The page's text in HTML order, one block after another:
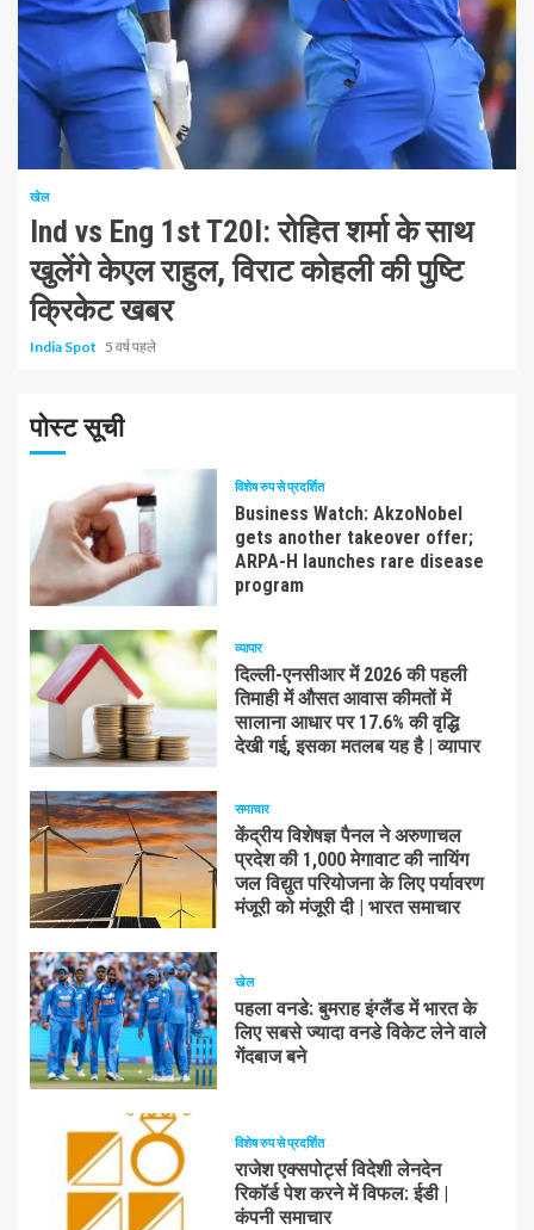
1 न्यूनतम पढ़ा
खेल
Ind vs Eng 1st T20I: रोहित शर्मा के साथ
खुलेंगे केएल राहुल, विराट कोहली की पुष्टि
क्रिकेट खबर
India Spot 5 वर्ष पहले
पोस्ट सूची
विशेष रुप से प्रदर्शित
Business Watch: AkzoNobel
gets another takeover offer;
ARPA-H launches rare disease
program
व्यापार
दिल्ली-एनसीआर में 2026 की पहली
तिमाही में औसत आवास कीमतों में
सालाना आधार पर 17.6% की वृद्धि
देखी गई, इसका मतलब यह है | व्यापार
समाचार
केंद्रीय विशेषज्ञ पैनल ने अरुणाचल
प्रदेश की 1,000 मेगावाट की नायिंग
जल विद्युत परियोजना के लिए पर्यावरण
मंजूरी को मंजूरी दी | भारत समाचार
खेल
पहला वनडे: बुमराह इंग्लैंड में भारत के
लिए सबसे ज्यादा वनडे विकेट लेने वाले
गेंदबाज बने
विशेष रुप से प्रदर्शित
राजेश एक्सपोर्ट्स विदेशी लेनदेन
रिकॉर्ड पेश करने में विफल: ईडी |
कंपनी समाचार